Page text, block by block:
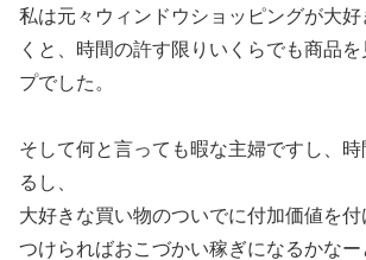
私は元々ウィンドウショッピングが大
くと、時間の許す限りいくらでも商品
プでした。
そして何と言っても暇な主婦ですし、
るし、
大好きな買い物のついでに付加価値を
つけらればおこづかい稼ぎになるかな